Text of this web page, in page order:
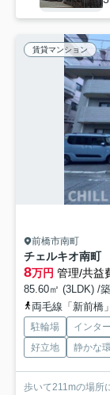
賃貸マンション
前橋市南町
チェルキオ南町
8万円 管理/共益
85.60㎡ (3LDK) /
両毛線「新前橋
駐輪場 インタ
好立地
静かな
歩いて211mの場所